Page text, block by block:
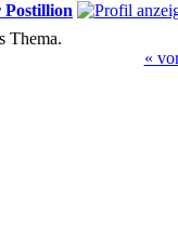
Postillion
Thema.
«